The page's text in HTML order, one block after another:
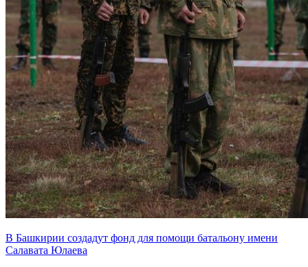
В Башкирии создадут фонд для помощи батальону имени
Салавата Юлаева